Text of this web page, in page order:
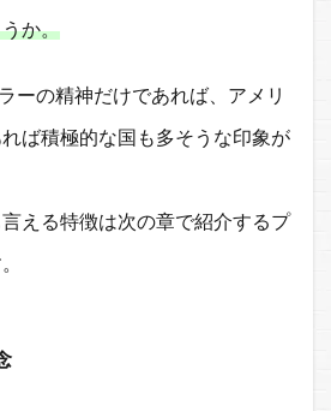
か。
ーの精神だけであれば、アメリ
ば積極的な国も多そうな印象が
える特徴は次の章で紹介するプ